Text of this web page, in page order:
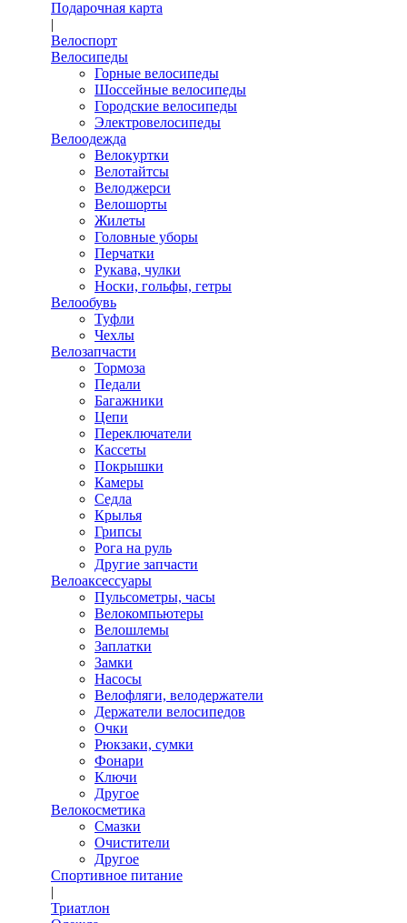
Подарочная карта
|
Велоспорт
Велосипеды
Горные велосипеды
Шоссейные велосипеды
Городские велосипеды
Электровелосипеды
Велоодежда
Велокуртки
Велотайтсы
Велоджерси
Велошорты
Жилеты
Головные уборы
Перчатки
Рукава, чулки
Носки, гольфы, гетры
Велообувь
Туфли
Чехлы
Велозапчасти
Тормоза
Педали
Багажники
Цепи
Переключатели
Кассеты
Покрышки
Камеры
Седла
Крылья
Грипсы
Рога на руль
Другие запчасти
Велоаксессуары
Пульсометры, часы
Велокомпьютеры
Велошлемы
Заплатки
Замки
Насосы
Велофляги, велодержатели
Держатели велосипедов
Очки
Рюкзаки, сумки
Фонари
Ключи
Другое
Велокосметика
Смазки
Очистители
Другое
Спортивное питание
|
Триатлон